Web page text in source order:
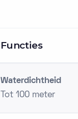
Functies
Waterdichtheid
Tot 100 meter